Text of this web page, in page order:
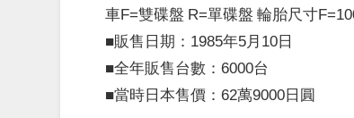
車F=雙碟盤 R=單碟盤 輪胎尺寸
■販售日期：1985年5月10日
■全年販售台數：6000台
■當時日本售價：62萬9000日圓